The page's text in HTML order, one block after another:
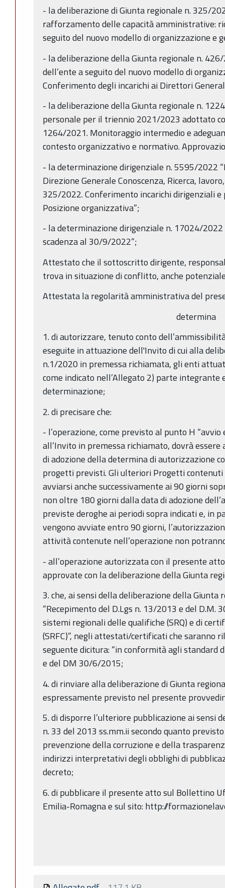
- la deliberazione di Giunta regionale n. 325/
rafforzamento delle capacità amministrative:
seguito del nuovo modello di organizzazione e
- la deliberazione della Giunta regionale n.
dell’ente a seguito del nuovo modello di
Conferimento degli incarichi ai Direttori
- la deliberazione della Giunta regionale n.
personale per il triennio 2021/2023 adottato
1264/2021. Monitoraggio intermedio e
contesto organizzativo e normativo.
- la determinazione dirigenziale n. 5595/2022
Direzione Generale Conoscenza, Ricerca,
325/2022. Conferimento incarichi dirigenziali
Posizione organizzativa”;
- la determinazione dirigenziale n. 17024/
scadenza al 30/9/2022”;
Attestato che il sottoscritto dirigente,
trova in situazione di conflitto, anche
Attestata la regolarità amministrativa del
determina
1. di autorizzare, tenuto conto
eseguite in attuazione dell'Invito di cui alla
n.1/2020 in premessa richiamata, gli enti
come indicato nell’Allegato 2) parte
determinazione;
2. di precisare che:
- l’operazione, come previsto al punto H
all’Invito in premessa richiamato, dovrà
di adozione della determina di autorizzazione
progetti previsti. Gli ulteriori Progetti
avviarsi anche successivamente ai 90 giorni
non oltre 180 giorni dalla data di adozione
previste deroghe ai periodi sopra indicati e, in
vengono avviate entro 90 giorni,
attività contenute nell’operazione non
- all’operazione autorizzata con il presente
approvate con la deliberazione della Giunta
3. che, ai sensi della deliberazione della
“Recepimento del D.Lgs n. 13/2013 e del
sistemi regionali delle qualifiche (SRQ) e di
(SRFC)”, negli attestati/certificati che saranno
seguente dicitura: “in conformità agli standard
e del DM 30/6/2015;
4. di rinviare alla deliberazione di Giunta
espressamente previsto nel presente
5. di disporre l’ulteriore pubblicazione ai sensi
n. 33 del 2013 ss.mm.ii secondo quanto
prevenzione della corruzione e della
indirizzi interpretativi degli obblighi di
decreto;
6. di pubblicare il presente atto sul Bollettino
Emilia-Romagna e sul sito: http://